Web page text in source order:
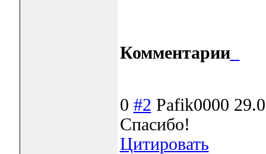
Комментарии
0 #2 Pafik0000
Спасибо!
Цитировать